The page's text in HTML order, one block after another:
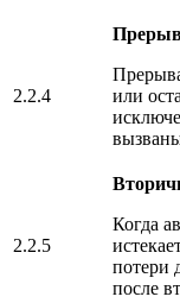
2.2.4
или
2.2.5
Когда
потери
после